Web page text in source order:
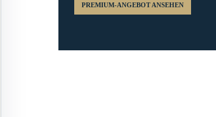
PREMIUM-ANGEBOT ANSEHEN